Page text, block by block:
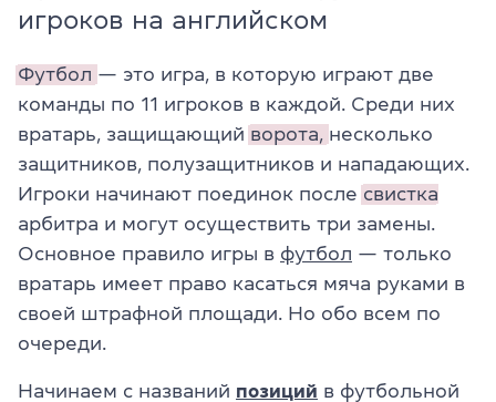
игроков на английском
Футбол — это игра, в которую играют две
команды по 11 игроков в каждой. Среди них
вратарь, защищающий ворота,
несколько
защитников, полузащитников и нападающих.
Игроки начинают поединок после свистка
арбитра и могут осуществить три замены.
Основное правило игры в футбол — только
вратарь имеет право касаться мяча руками в
своей штрафной площади. Но обо всем по
очереди.
Начинаем с названий позиций в футбольной